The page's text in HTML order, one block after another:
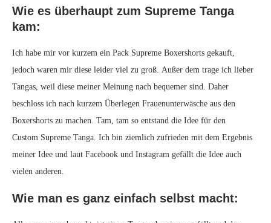
Wie es überhaupt zum Supreme Tanga
kam:
Ich habe mir vor kurzem ein Pack Supreme Boxershorts gekauft,
jedoch waren mir diese leider viel zu groß. Außer dem trage ich lieber
Tangas, weil diese meiner Meinung nach bequemer sind. Daher
beschloss ich nach kurzem Überlegen Frauenunterwäsche aus den
Boxershorts zu machen. Tam tam so entstand die Idee für den
Custom Supreme Tanga. Ich bin ziemlich zufrieden mit dem Ergebnis
meiner Idee und laut Facebook und Instagram gefällt die Idee auch
vielen anderen.
Wie man es ganz einfach selbst macht: